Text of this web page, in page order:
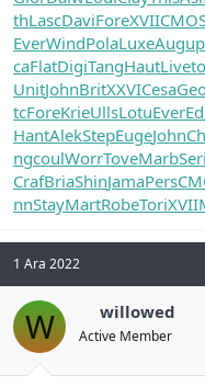
thLascDaviForeXVII
EverWindPolaLuxeAugu
caFlatDigiTangHautLive
UnitJohnBritXXVICesa
tcForeKrieUllsLotuEver
HantAlekStepEugeJohn
ngcoulWorrToveMarbSeri
CrafBriaShinJamaPers
nnStayMartRobeToriXVII
1 Ara 2022
W willowed
Active Member